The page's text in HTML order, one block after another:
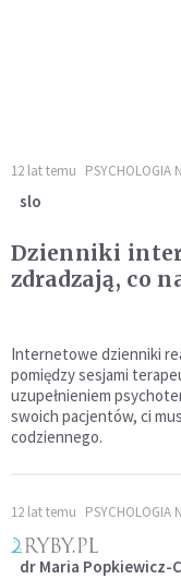
12 lat temu PSYCHOLOGIA
slo
Dzienniki
zdradzają, co
Internetowe dzienniki
pomiędzy sesjami
uzupełnieniem
swoich pacjentów, ci
codziennego.
12 lat temu PSYCHOLOGIA
dr Maria Popkiewicz-